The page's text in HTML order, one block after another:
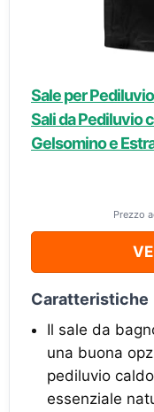
Sale per
Sali da Pediluvio
Gelsomino e
Prezzo
Caratteristiche
Il sale da
una buona
pediluvio
essenziale